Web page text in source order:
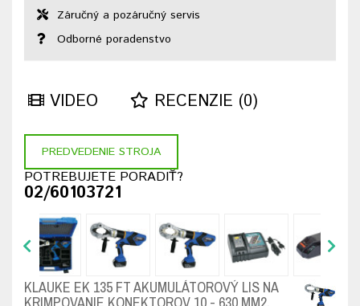
Záručný a pozáručný servis
Odborné poradenstvo
VIDEO RECENZIE (0)
PREDVEDENIE STROJA
POTREBUJETE PORADIŤ?
02/60103721
KLAUKE EK 135 FT AKUMULÁTOROVÝ LIS NA